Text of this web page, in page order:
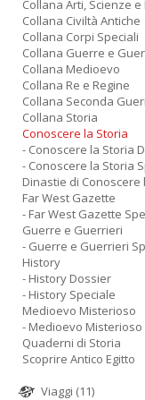
Collana Arti, Scienze
Collana Civiltà Antiche
Collana Corpi Speciali
Collana Guerre e
Collana Medioevo
Collana Re e Regine
Collana Seconda
Collana Storia
Conoscere la Storia
- Conoscere la Storia
- Conoscere la Storia
Dinastie di Conoscere
Far West Gazette
- Far West Gazette
Guerre e Guerrieri
- Guerre e Guerrieri
History
- History Dossier
- History Speciale
Medioevo Misterioso
- Medioevo Misterioso
Quaderni di Storia
Scoprire Antico Egitto
Viaggi (11)